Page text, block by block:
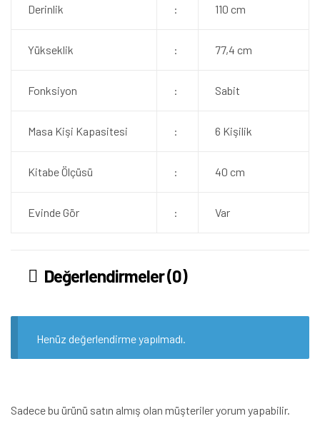
Derinlik : 110 cm
Yükseklik : 77,4 cm
Fonksiyon : Sabit
Masa Kişi Kapasitesi : 6 Kişilik
Kitabe Ölçüsü : 40 cm
Evinde Gör : Var
Değerlendirmeler (0)
Henüz değerlendirme yapılmadı.
Sadece bu ürünü satın almış olan müşteriler yorum yapabilir.